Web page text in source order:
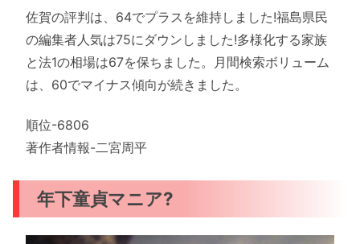
佐賀の評判は、64でプラスを維持しました!福島県民
の編集者人気は75にダウンしました!多様化する家族
と法1の相場は67を保ちました。月間検索ボリューム
は、60でマイナス傾向が続きました。
順位-6806
著作者情報-二宮周平
年下童貞マニア?